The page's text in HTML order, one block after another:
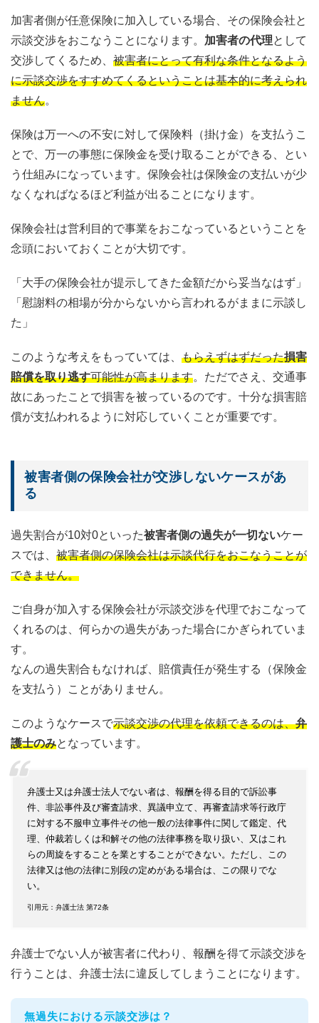
加害者側が任意保険に加入している場合、その保険会社と
示談交渉をおこなうことになります。 加害者の代理として
交渉してくるため、 被害者にとって有利な条件となるよう
に示談交渉をすすめてくるということは基本的に考えられ
ません。
保険は万一への不安に対して保険料（掛け金）を支払うこ
とで、万一の事態に保険金を受け取ることができる、とい
う仕組みになっています。保険会社は保険金の支払いが少
なくなればなるほど利益が出ることになります。
保険会社は営利目的で事業をおこなっているということを
念頭においておくことが大切です。
「大手の保険会社が提示してきた金額だから妥当なはず」
「慰謝料の相場が分からないから言われるがままに示談し
た」
このような考えをもっていては、 もらえずはずだった損害
賠償を取り逃す可能性が高まります。ただでさえ、交通事
故にあったことで損害を被っているのです。十分な損害賠
償が支払われるように対応していくことが重要です。
被害者側の保険会社が交渉しないケースがあ
る
過失割合が10対0といった被害者側の過失が一切ないケー
スでは、 被害者側の保険会社は示談代行をおこなうことが
できません。
ご自身が加入する保険会社が示談交渉を代理でおこなって
くれるのは、何らかの過失があった場合にかぎられていま
す。
なんの過失割合もなければ、賠償責任が発生する（保険金
を支払う）ことがありません。
このようなケースで示談交渉の代理を依頼できるのは、弁
護士のみとなっています。
弁護士又は弁護士法人でない者は、報酬を得る目的で訴訟事
件、非訟事件及び審査請求、異議申立て、再審査請求等行政庁
に対する不服申立事件その他一般の法律事件に関して鑑定、代
理、仲裁若しくは和解その他の法律事務を取り扱い、又はこれ
らの周旋をすることを業とすることができない。ただし、この
法律又は他の法律に別段の定めがある場合は、この限りでな
い。
引用元：弁護士法 第72条
弁護士でない人が被害者に代わり、報酬を得て示談交渉を
行うことは、弁護士法に違反してしまうことになります。
無過失における示談交渉は？